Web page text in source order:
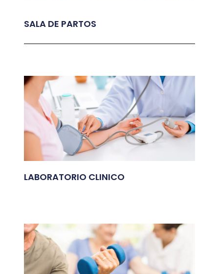
SALA DE PARTOS
LABORATORIO CLINICO